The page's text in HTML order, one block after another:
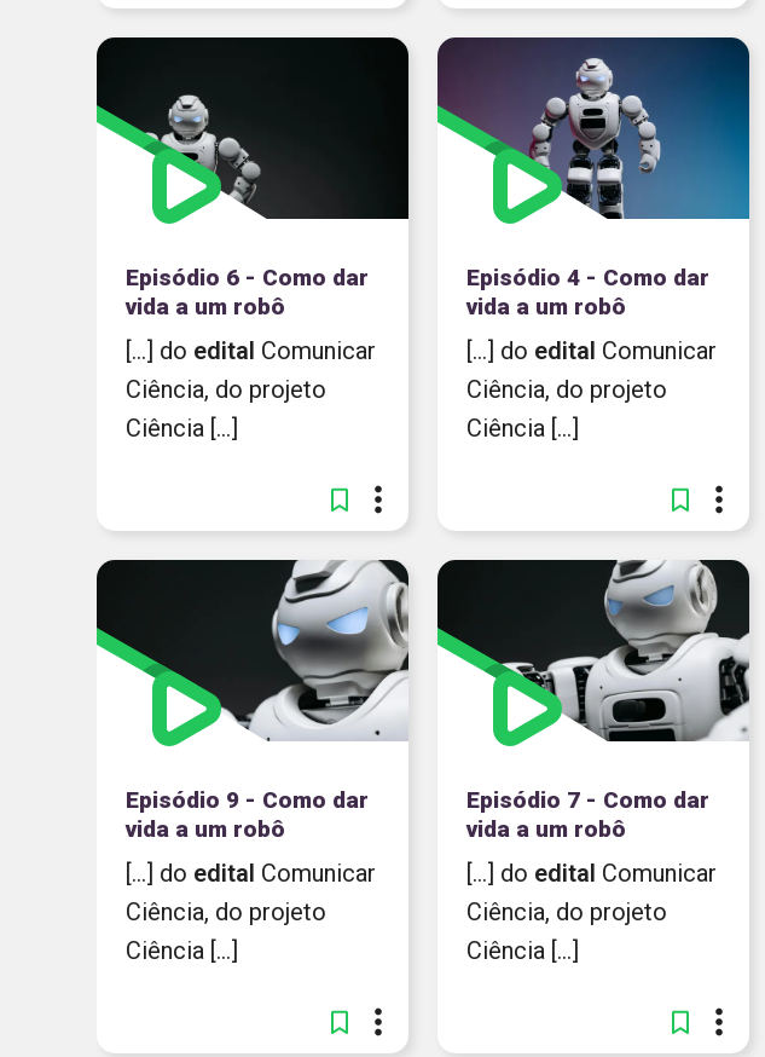
Episódio 6 - Como dar
vida a um robô
[...] do edital Comunicar
Ciência, do projeto
Ciência [...]
Episódio 4 - Como dar
vida a um robô
[...] do edital Comunicar
Ciência, do projeto
Ciência [...]
Episódio 9 - Como dar
vida a um robô
[...] do edital Comunicar
Ciência, do projeto
Ciência [...]
Episódio 7 - Como dar
vida a um robô
[...] do edital Comunicar
Ciência, do projeto
Ciência [...]